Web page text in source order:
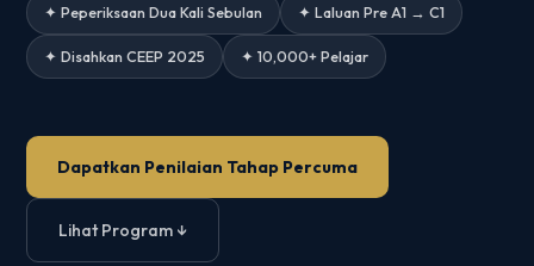
✦ Peperiksaan Dua Kali Sebulan ✦ Laluan Pre A1 → C1
✦ Disahkan CEEP 2025 ✦ 10,000+ Pelajar
Dapatkan Penilaian Tahap Percuma
Lihat Program ↓